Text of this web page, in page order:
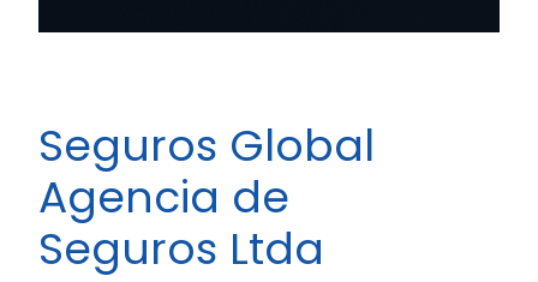
Seguros Global
Agencia de
Seguros Ltda